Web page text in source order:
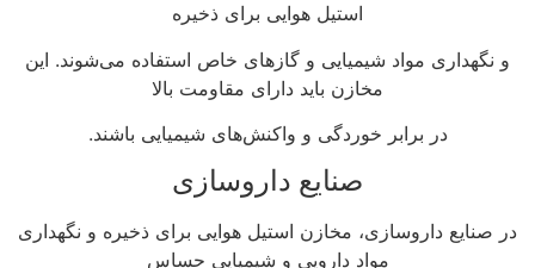
استیل هوایی برای ذخیره
و نگهداری مواد شیمیایی و گازهای خاص استفاده می‌شوند. این
مخازن باید دارای مقاومت بالا
در برابر خوردگی و واکنش‌های شیمیایی باشند.
صنایع داروسازی
در صنایع داروسازی، مخازن استیل هوایی برای ذخیره و نگهداری
مواد دارویی و شیمیایی حساس